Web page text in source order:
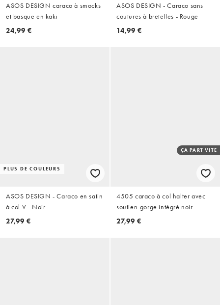
ASOS DESIGN caraco à smocks
et basque en kaki
24,99 €
ASOS DESIGN - Caraco sans
coutures à bretelles - Rouge
14,99 €
PLUS DE COULEURS
ASOS DESIGN - Caraco en satin
à col V - Noir
27,99 €
ÇA PART VITE
4505 caraco à col halter avec
soutien-gorge intégré noir
27,99 €